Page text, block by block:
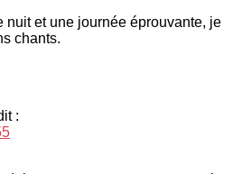
nuit et une journée éprouvante, je
chants.
: